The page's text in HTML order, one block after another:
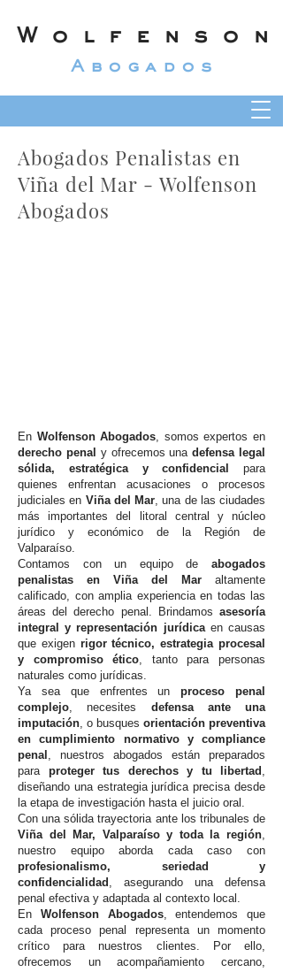
Wolfenson
Abogados
Abogados Penalistas en
Viña del Mar - Wolfenson
Abogados
En Wolfenson Abogados, somos expertos en
derecho penal y ofrecemos unadefensa legal
sólida, estratégica y confidencial
para
quienes enfrentan acusaciones o procesos
judiciales en Viña del Mar, una de las ciudades
más importantes del litoral central y núcleo
jurídico y económico de la Región de
Valparaíso.
Contamos con un equipo de abogados
penalistas en Viña del Mar altamente
calificado, con amplia experiencia en todas las
áreas del derecho penal. Brindamos asesoría
integral y representación jurídicaen causas
que exigen rigor técnico, estrategia procesal
y compromiso ético, tanto para personas
naturales como jurídicas.
Ya sea que enfrentes unproceso penal
complejo, necesites defensa ante una
imputación, o busques orientación preventiva
en cumplimiento normativo y compliance
penal , nuestros abogados están preparados
para proteger tus derechos y tu libertad ,
diseñando una estrategia jurídica precisa desde
la etapa de investigación hasta el juicio oral.
Con una sólida trayectoria ante los tribunales de
Viña del Mar, Valparaíso y toda la región,
nuestro equipo aborda cada caso con
profesionalismo, seriedad y
confidencialidad , asegurando una defensa
penal efectiva y adaptada al contexto local.
En Wolfenson Abogados, entendemos que
cada proceso penal representa un momento
crítico para nuestros clientes. Por ello,
ofrecemos un acompañamiento cercano,